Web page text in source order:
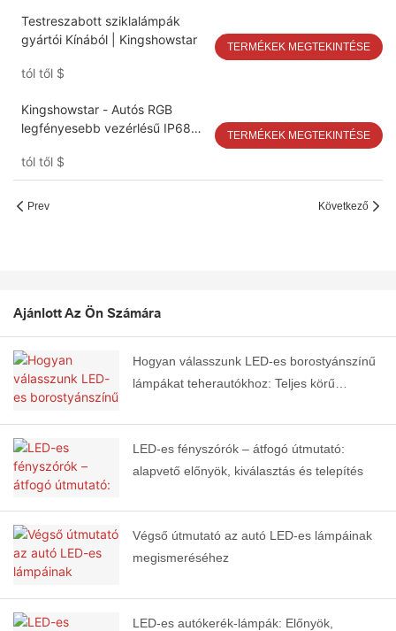
Testreszabott sziklalámpák
gyártói Kínából | Kingshowstar
tól től $
TERMÉKEK MEGTEKINTÉSE
Kingshowstar - Autós RGB
legfényesebb vezérlésű IP68
világítás LED keréklámpa
tól től $
TERMÉKEK MEGTEKINTÉSE
Prev Következő
Ajánlott Az Ön Számára
Hogyan válasszunk LED-es borostyánszínű
lámpákat teherautókhoz: Teljes körű
LED-es fényszórók – átfogó útmutató:
alapvető előnyök, kiválasztás és telepítés
Végső útmutató az autó LED-es lámpáinak
megismeréséhez
LED-es autókerék-lámpák: Előnyök,